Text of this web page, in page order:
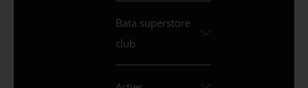
Bata superstore
club